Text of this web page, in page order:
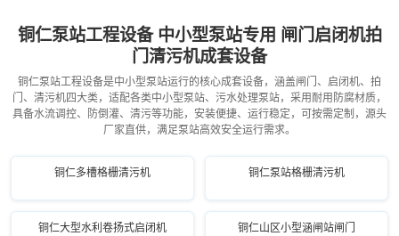
铜仁泵站工程设备 中小型泵站专用 闸门启闭机拍
门清污机成套设备
铜仁泵站工程设备是中小型泵站运行的核心成套设备，涵盖闸门、启闭机、拍
门、清污机四大类，适配各类中小型泵站、污水处理泵站，采用耐用防腐材质，
具备水流调控、防倒灌、清污等功能，安装便捷、运行稳定，可按需定制，源头
厂家直供，满足泵站高效安全运行需求。
铜仁多槽格栅清污机 铜仁泵站格栅清污机
铜仁大型水利卷扬式启闭机 铜仁山区小型涵闸站闸门